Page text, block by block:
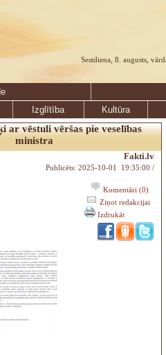
Sestdiena, 8. augusts,
Izglītība Kultūra
ar vēstuli vēršas pie veselības
ministra
Fakti.lv
Publicēts: 2025-10-01 19:35:00 /
Komentāri (0)
Ziņot redakcijai
Izdrukāt